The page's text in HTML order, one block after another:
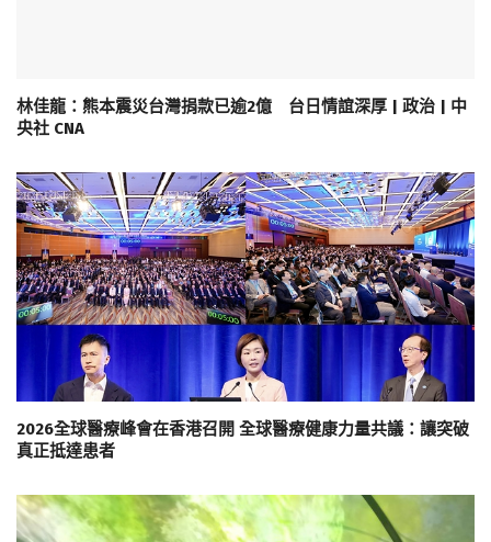
林佳龍：熊本震災台灣捐款已逾2億 台日情誼深厚 | 政治 | 中
央社 CNA
2026全球醫療峰會在香港召開 全球醫療健康力量共議：讓突破
真正抵達患者